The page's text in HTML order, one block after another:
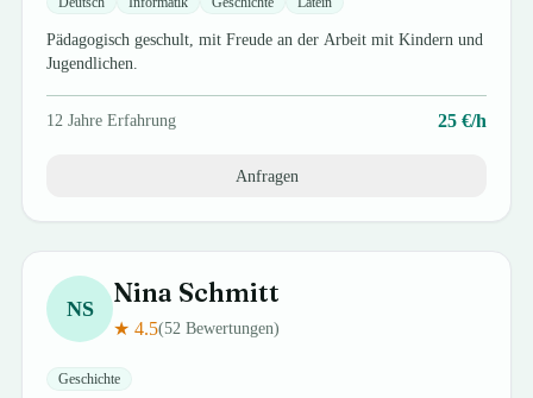
Pädagogisch geschult, mit Freude an der Arbeit mit Kindern und
Jugendlichen.
12 Jahre Erfahrung 25€/h
Anfragen
NS Nina Schmitt
★4.5(52 Bewertungen)
Geschichte